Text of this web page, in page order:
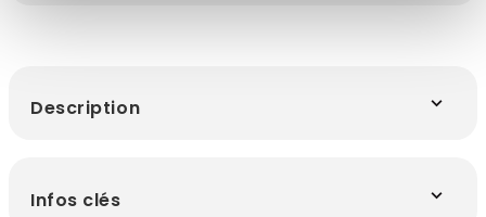
Description
Infos clés